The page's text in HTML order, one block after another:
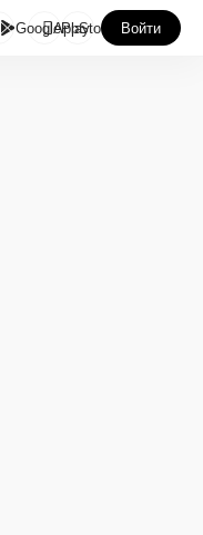
GooglePlay
AppStore Войти